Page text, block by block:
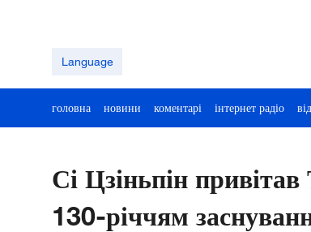
Language
головна новини коментарі інтернет радіо
Сі Цзіньпін привітав
130-річчям